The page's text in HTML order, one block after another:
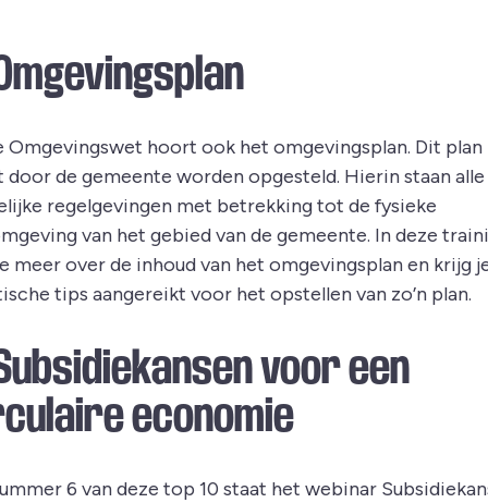
Omgevingswet hoort ook het omgevingsplan. Dit plan
door de gemeente worden opgesteld. Hierin staan alle
regelgevingen met betrekking tot de fysieke
van het gebied van de gemeente. In deze
meer over de inhoud van het omgevingsplan en krijg
tips aangereikt voor het opstellen van zo’n plan.
voor een
economie
6 van deze top 10 staat het webinar